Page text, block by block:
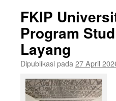
FKIP
Program
Layang
Dipublikasi pada 27 April